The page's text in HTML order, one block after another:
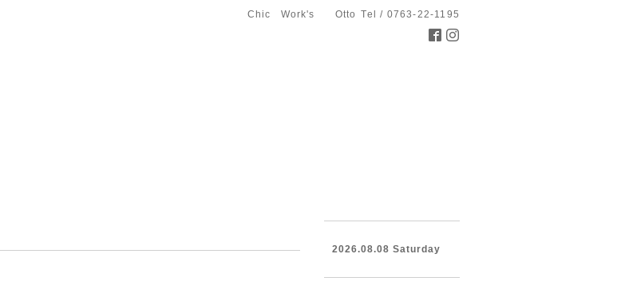
Chic Work's Otto Tel / 0763-22-1195
2026.08.08 Saturday